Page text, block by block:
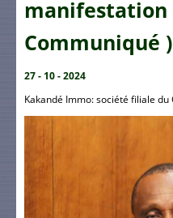
Communiqué )
27 - 10 - 2024
Kakandé Immo: société filiale